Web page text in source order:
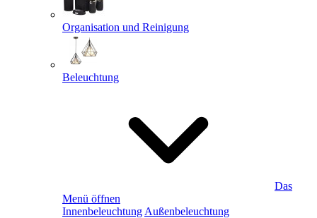
Organisation und Reinigung
Beleuchtung
Das
Menü öffnen
Innenbeleuchtung Außenbeleuchtung